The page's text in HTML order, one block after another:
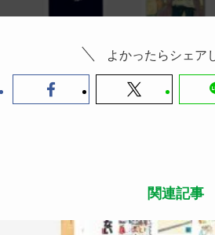
よかったらシェア
関連記事